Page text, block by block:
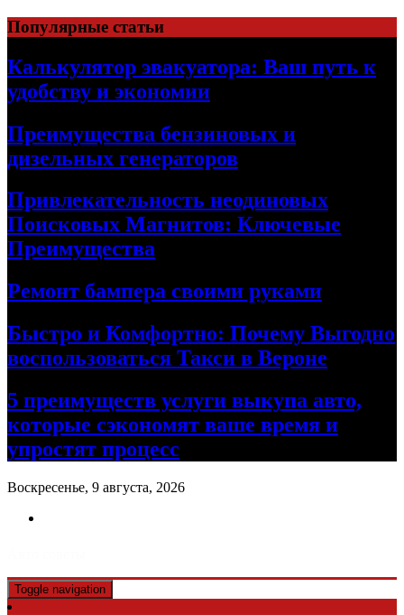
Skip
to
content
Популярные статьи
Калькулятор эвакуатора: Ваш путь к
удобству и экономии
Преимущества бензиновых и
дизельных генераторов
Привлекательность неодиновых
Поисковых Магнитов: Ключевые
Преимущества
Ремонт бампера своими руками
Быстро и Комфортно: Почему Выгодно
воспользоваться Такси в Вероне
5 преимуществ услуги выкупа авто,
которые сэкономят ваше время и
упростят процесс
Воскресенье, 9 августа, 2026
Toggle navigation